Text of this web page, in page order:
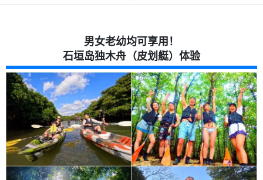
男女老幼均可享用！
石垣岛独木舟（皮划艇）体验